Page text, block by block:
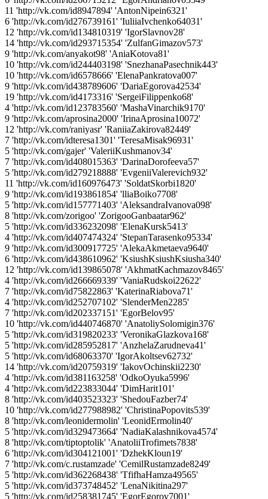
11 'http://vk.com/id8947894' 'AntonNipein6321'
6 'http://vk.com/id276739161' 'IuliiaIvchenko64031'
12 'http://vk.com/id134810319' 'IgorSlavnov28'
14 'http://vk.com/id293715354' 'ZulfanGimazov573'
9 'http://vk.com/anyakot98' 'AniaKotova81'
10 'http://vk.com/id244403198' 'SnezhanaPasechnik443'
10 'http://vk.com/id6578666' 'ElenaPankratova007'
9 'http://vk.com/id438789606' 'DariaEgorova42534'
19 'http://vk.com/id4173316' 'SergeiFilippenko68'
4 'http://vk.com/id123783560' 'MashaVinarchik9170'
9 'http://vk.com/aprosina2000' 'IrinaAprosina10072'
12 'http://vk.com/raniyasr' 'RaniiaZakirova82449'
7 'http://vk.com/idteresa1301' 'TeresaMisak96931'
5 'http://vk.com/gajer' 'ValeriiKushmanov34'
7 'http://vk.com/id408015363' 'DarinaDorofeeva57'
5 'http://vk.com/id279218888' 'EvgeniiValerevich932'
11 'http://vk.com/id160976473' 'SoldatSkorbi1820'
9 'http://vk.com/id193861854' 'lliaBoiko7708'
5 'http://vk.com/id157771403' 'AleksandraIvanova098'
8 'http://vk.com/zorigoo' 'ZorigooGanbaatar962'
5 'http://vk.com/id336232098' 'ElenaKursk5413'
4 'http://vk.com/id407474324' 'StepanTarasenko95334'
9 'http://vk.com/id300917725' 'AlekaAkmetaeva9640'
6 'http://vk.com/id438610962' 'KsiushKsiushKsiusha340'
12 'http://vk.com/id139865078' 'AkhmatKachmazov8465'
4 'http://vk.com/id266669339' 'VaniaRudskoi22622'
7 'http://vk.com/id75822863' 'KaterinaRiabova71'
4 'http://vk.com/id252707102' 'SlenderMen2285'
7 'http://vk.com/id202337151' 'EgorBelov95'
10 'http://vk.com/id440746870' 'AnatoliySolomigin376'
5 'http://vk.com/id319820233' 'VeronikaGlazkova168'
5 'http://vk.com/id285952817' 'AnzhelaZarudneva41'
5 'http://vk.com/id68063370' 'IgorAkoltsev62732'
14 'http://vk.com/id20759319' 'IakovOchinskii2230'
4 'http://vk.com/id381163258' 'OdkoOyuka5996'
4 'http://vk.com/id223833044' 'DimHarit101'
8 'http://vk.com/id403523323' 'ShedouFazber74'
10 'http://vk.com/id277988982' 'ChristinaPopovits539'
8 'http://vk.com/leonidermolin' 'LeonidErmolin40'
5 'http://vk.com/id329473664' 'NadiaKalashnikova4574'
8 'http://vk.com/tiptoptolik' 'AnatoliiTrofimets7838'
6 'http://vk.com/id304121001' 'DzhekKloun19'
7 'http://vk.com/c.rustamzade' 'CemilRustamzade8249'
5 'http://vk.com/id362268438' 'TfifhaHamza49565'
5 'http://vk.com/id373748452' 'LenaNikitina297'
5 'http://vk.com/id258381745' 'EgorEgorov7001'